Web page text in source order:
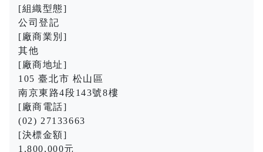
[組織型態]
公司登記
[廠商業別]
其他
[廠商地址]
105 臺北市 松山區
南京東路4段143號8樓
[廠商電話]
(02) 27133663
[決標金額]
1,800,000元